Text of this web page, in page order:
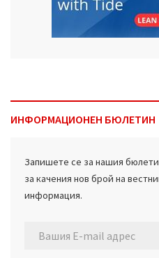
ИНФОРМАЦИОНЕН БЮЛЕТИН
Запишете се за нашия
за качения нов брой на
информация.